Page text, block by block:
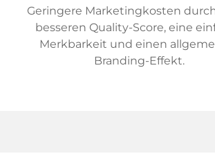
Geringere Marketingkosten
besseren Quality-Score, eine
Merkbarkeit und einen
Branding-Effekt.